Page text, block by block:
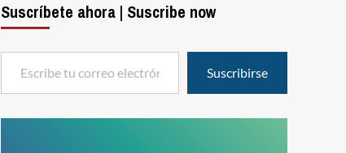
Suscríbete ahora | Suscribe now
Escribe tu correo electrónico…
Suscribirse